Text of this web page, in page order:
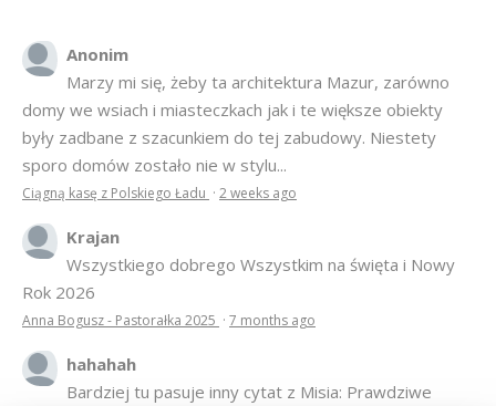
Anonim
Marzy mi się, żeby ta architektura Mazur, zarówno
domy we wsiach i miasteczkach jak i te większe obiekty
były zadbane z szacunkiem do tej zabudowy. Niestety
sporo domów zostało nie w stylu...
Ciągną kasę z Polskiego Ładu · 2 weeks ago
Krajan
Wszystkiego dobrego Wszystkim na święta i Nowy
Rok 2026
Anna Bogusz - Pastorałka 2025 · 7 months ago
hahahah
Bardziej tu pasuje inny cytat z Misia: Prawdziwe